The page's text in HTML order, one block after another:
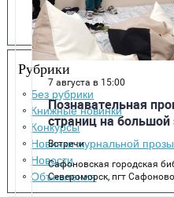
Рубрики
Без рубрики
Книжные новинки
Конкурсы
Новинки журнальной прозы
Новости
Объявления